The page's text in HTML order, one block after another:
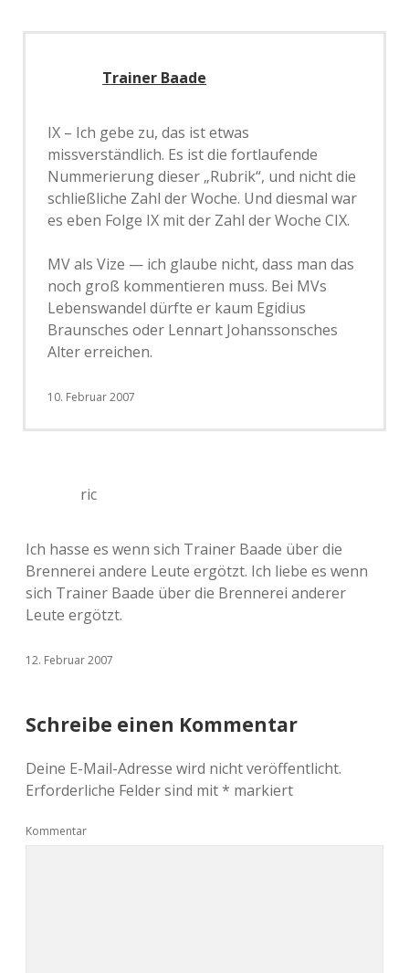
Trainer Baade
IX – Ich gebe zu, das ist etwas
missverständlich. Es ist die fortlaufende
Nummerierung dieser „Rubrik“, und nicht die
schließliche Zahl der Woche. Und diesmal war
es eben Folge IX mit der Zahl der Woche CIX.
MV als Vize — ich glaube nicht, dass man das
noch groß kommentieren muss. Bei MVs
Lebenswandel dürfte er kaum Egidius
Braunsches oder Lennart Johanssonsches
Alter erreichen.
10. Februar 2007
ric
Ich hasse es wenn sich Trainer Baade über die
Brennerei andere Leute ergötzt. Ich liebe es wenn
sich Trainer Baade über die Brennerei anderer
Leute ergötzt.
12. Februar 2007
Schreibe einen Kommentar
Deine E-Mail-Adresse wird nicht veröffentlicht.
Erforderliche Felder sind mit* markiert
Kommentar